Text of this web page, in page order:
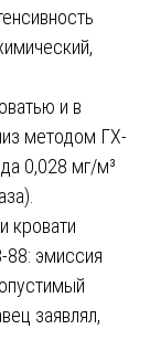
и в
методом ГХ-
0,028 мг/м³
кровати
88: эмиссия
заявлял,